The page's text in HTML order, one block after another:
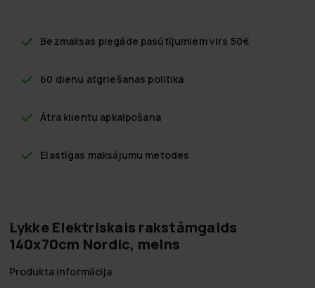
Bezmaksas piegāde pasūtījumiem virs 50€
60 dienu atgriešanas politika
Ātra klientu apkalpošana
Elastīgas maksājumu metodes
Lykke Elektriskais rakstāmgalds
140x70cm Nordic, melns
Produkta informācija